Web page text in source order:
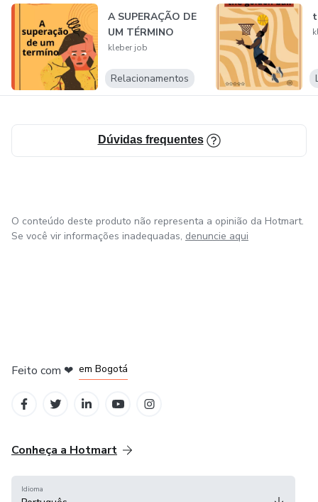
A SUPERAÇÃO DE
UM TÉRMINO
kleber job
Relacionamentos
Dúvidas frequentes
O conteúdo deste produto não representa a opinião da Hotmart.
Se você vir informações inadequadas, denuncie aqui
Feito com ❤ em Bogotá
Conheça a Hotmart
Idioma